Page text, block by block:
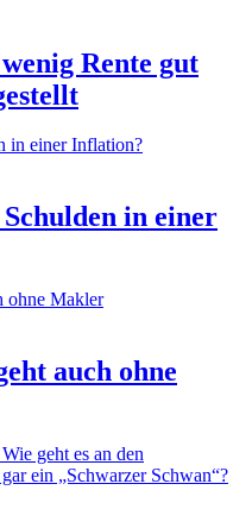
Rente gut
in einer
auch ohne